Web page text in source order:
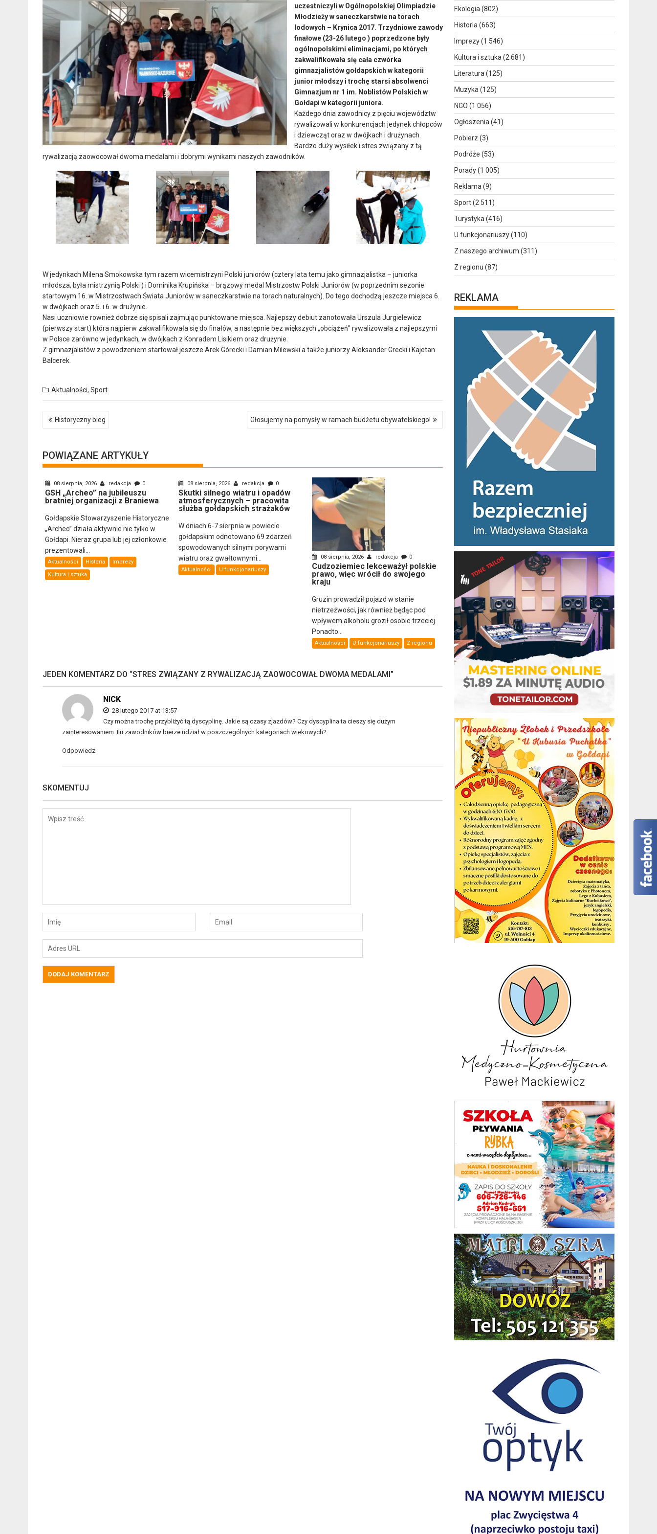
uczestniczyli w Ogólnopolskiej Olimpiadzie
Młodzieży w saneczkarstwie na torach
lodowych – Krynica 2017. Trzydniowe zawody
finałowe (23-26 lutego ) poprzedzone były
ogólnopolskimi eliminacjami, po których
zakwalifikowała się cała czwórka
gimnazjalistów gołdapskich w kategorii
junior młodszy i trochę starsi absolwenci
Gimnazjum nr 1 im. Noblistów Polskich w
Gołdapi w kategorii juniora.
Każdego dnia zawodnicy z pięciu województw
rywalizowali w konkurencjach jedynek chłopców
i dziewcząt oraz w dwójkach i drużynach.
Bardzo duży wysiłek i stres związany z tą
rywalizacją zaowocował dwoma medalami i dobrymi wynikami naszych zawodników.
W jedynkach Milena Smokowska tym razem wicemistrzyni Polski juniorów (cztery lata temu jako gimnazjalistka – juniorka
młodsza, była mistrzynią Polski ) i Dominika Krupińska – brązowy medal Mistrzostw Polski Juniorów (w poprzednim sezonie
startowym 16. w Mistrzostwach Świata Juniorów w saneczkarstwie na torach naturalnych). Do tego dochodzą jeszcze miejsca 6.
w dwójkach oraz 5. i 6. w drużynie.
Nasi uczniowie rownież dobrze się spisali zajmując punktowane miejsca. Najlepszy debiut zanotowała Urszula Jurgielewicz
(pierwszy start) która najpierw zakwalifikowała się do finałów, a następnie bez większych „obciążeń” rywalizowała z najlepszymi
w Polsce zarówno w jedynkach, w dwójkach z Konradem Lisikiem oraz drużynie.
Z gimnazjalistów z powodzeniem startował jeszcze Arek Górecki i Damian Milewski a także juniorzy Aleksander Grecki i Kajetan
Balcerek.
Aktualności, Sport
Nawigacja
wpisu
Historyczny bieg Głosujemy na pomysły w ramach budżetu obywatelskiego!
POWIĄZANE ARTYKUŁY
08 sierpnia, 2026 redakcja 0
GSH „Archeo” na jubileuszu
bratniej organizacji z Braniewa
Gołdapskie Stowarzyszenie Historyczne
„Archeo” działa aktywnie nie tylko w
Gołdapi. Nieraz grupa lub jej członkowie
prezentowali...
Aktualności Historia
Imprezy
Kultura i sztuka
08 sierpnia, 2026 redakcja 0
Skutki silnego wiatru i opadów
atmosferycznych – pracowita
służba gołdapskich strażaków
W dniach 6-7 sierpnia w powiecie
gołdapskim odnotowano 69 zdarzeń
spowodowanych silnymi porywami
wiatru oraz gwałtownymi...
Aktualności U funkcjonariuszy
08 sierpnia, 2026 redakcja 0
Cudzoziemiec lekceważył polskie
prawo, więc wrócił do swojego
kraju
Gruzin prowadził pojazd w stanie
nietrzeźwości, jak również będąc pod
wpływem alkoholu groził osobie trzeciej.
Ponadto...
Aktualności U funkcjonariuszy Z regionu
JEDEN KOMENTARZ DO “STRES ZWIĄZANY Z RYWALIZACJĄ ZAOWOCOWAŁ DWOMA MEDALAMI”
NICK
28 lutego 2017 at 13:57
Czy można trochę przybliżyć tą dyscyplinę. Jakie są czasy zjazdów? Czy dyscyplina ta cieszy się dużym
zainteresowaniem. Ilu zawodników bierze udział w poszczególnych kategoriach wiekowych?
Odpowiedz
SKOMENTUJ
Ekologia (802)
Historia (663)
Imprezy(1 546)
Kultura i sztuka (2 681)
Literatura (125)
Muzyka (125)
NGO (1 056)
Ogłoszenia (41)
Pobierz (3)
Podróże (53)
Porady(1 005)
Reklama (9)
Sport(2 511)
Turystyka (416)
U funkcjonariuszy(110)
Z naszego archiwum (311)
Z regionu (87)
REKLAMA